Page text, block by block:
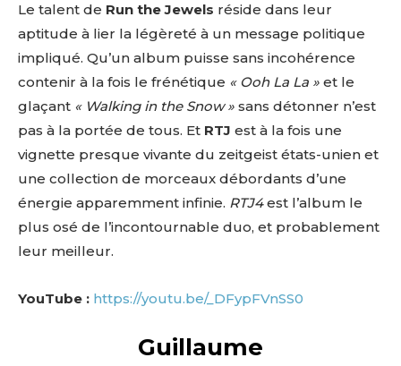
Le talent de Run the Jewels réside dans leur
aptitude à lier la légèreté à un message politique
impliqué. Qu’un album puisse sans incohérence
contenir à la fois le frénétique « Ooh La La » et le
glaçant « Walking in the Snow » sans détonner n’est
pas à la portée de tous. Et RTJ est à la fois une
vignette presque vivante du zeitgeist états-unien et
une collection de morceaux débordants d’une
énergie apparemment infinie. RTJ4est l’album le
plus osé de l’incontournable duo, et probablement
leur meilleur.
YouTube : https://youtu.be/_DFypFVnSS0
Guillaume